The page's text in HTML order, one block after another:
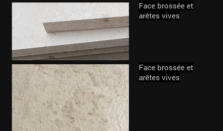
Face brossée et
arêtes vives
Face brossée et
arêtes vives